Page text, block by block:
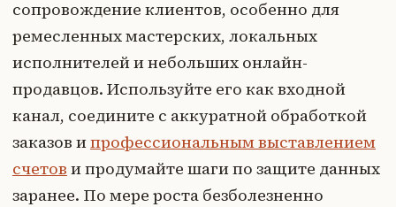
сопровождение клиентов, особенно для
ремесленных мастерских, локальных
исполнителей и небольших онлайн-
продавцов. Используйте его как входной
канал, соедините с аккуратной обработкой
заказов ипрофессиональным выставлением
счетов и продумайте шаги по защите данных
заранее. По мере роста безболезненно